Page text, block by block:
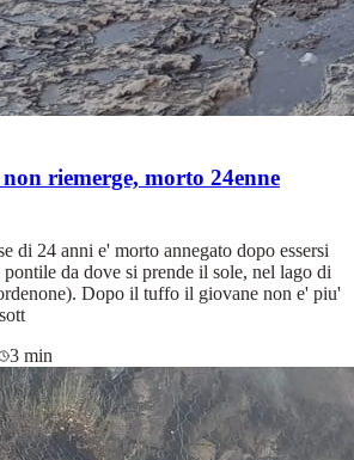
riemerge, morto 24enne
di 24 anni e' morto annegato dopo essersi
da dove si prende il sole, nel lago di
Dopo il tuffo il giovane non e' piu'
3 min